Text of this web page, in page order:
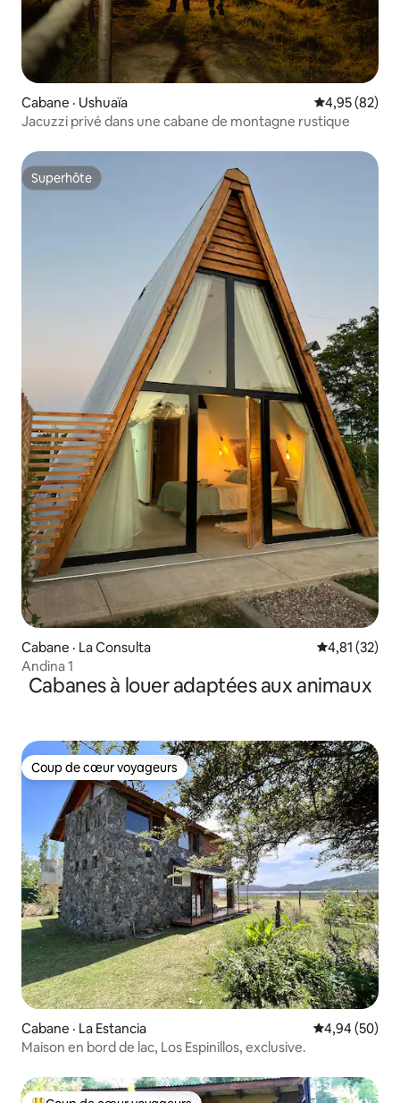
Cabane · Ushuaïa Note
4,95 (82)
Jacuzzi privé dans une cabane de montagne rustique
Superhôte
Superhôte
Cabane · La Consulta Note
4,81 (32)
Andina 1
Cabanes à louer adaptées aux animaux
Coup de cœur voyageurs
Coup de cœur voyageurs
Cabane · La Estancia Note
4,94 (50)
Maison en bord de lac, Los Espinillos, exclusive.